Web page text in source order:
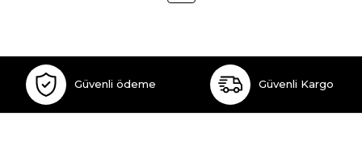
Güvenli ödeme Güvenli Kargo